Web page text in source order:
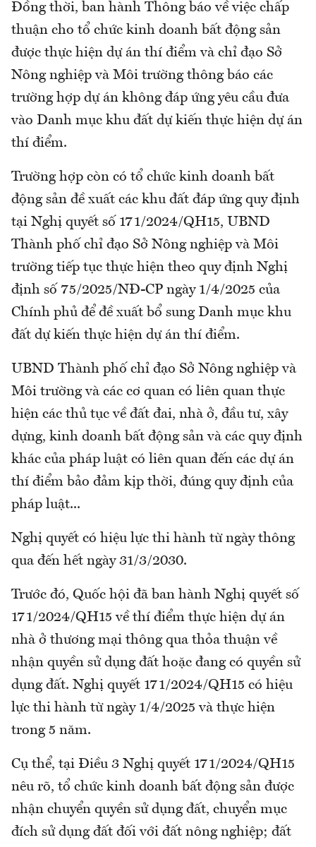
Đồng thời, ban hành Thông báo về việc chấp
thuận cho tổ chức kinh doanh bất động sản
được thực hiện dự án thí điểm và chỉ đạo Sở
Nông nghiệp và Môi trường thông báo các
trường hợp dự án không đáp ứng yêu cầu đưa
vào Danh mục khu đất dự kiến thực hiện dự án
thí điểm.
Trường hợp còn có tổ chức kinh doanh bất
động sản đề xuất các khu đất đáp ứng quy định
tại Nghị quyết số 171/2024/QH15, UBND
Thành phố chỉ đạo Sở Nông nghiệp và Môi
trường tiếp tục thực hiện theo quy định Nghị
định số 75/2025/NĐ-CP ngày 1/4/2025 của
Chính phủ để đề xuất bổ sung Danh mục khu
đất dự kiến thực hiện dự án thí điểm.
UBND Thành phố chỉ đạo Sở Nông nghiệp và
Môi trường và các cơ quan có liên quan thực
hiện các thủ tục về đất đai, nhà ở, đầu tư, xây
dựng, kinh doanh bất động sản và các quy định
khác của pháp luật có liên quan đến các dự án
thí điểm bảo đảm kịp thời, đúng quy định của
pháp luật...
Nghị quyết có hiệu lực thi hành từ ngày thông
qua đến hết ngày 31/3/2030.
Trước đó, Quốc hội đã ban hành Nghị quyết số
171/2024/QH15 về thí điểm thực hiện dự án
nhà ở thương mại thông qua thỏa thuận về
nhận quyền sử dụng đất hoặc đang có quyền sử
dụng đất. Nghị quyết 171/2024/QH15 có hiệu
lực thi hành từ ngày 1/4/2025 và thực hiện
trong 5 năm.
Cụ thể, tại Điều 3 Nghị quyết 171/2024/QH15
nêu rõ, tổ chức kinh doanh bất động sản được
nhận chuyển quyền sử dụng đất, chuyển mục
đích sử dụng đất đối với đất nông nghiệp; đất